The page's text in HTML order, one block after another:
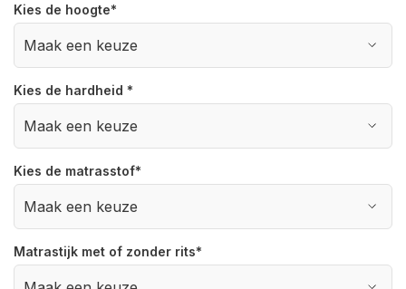
Kies de hoogte*
Kies de hardheid *
Kies de matrasstof*
Matrastijk met of zonder rits*